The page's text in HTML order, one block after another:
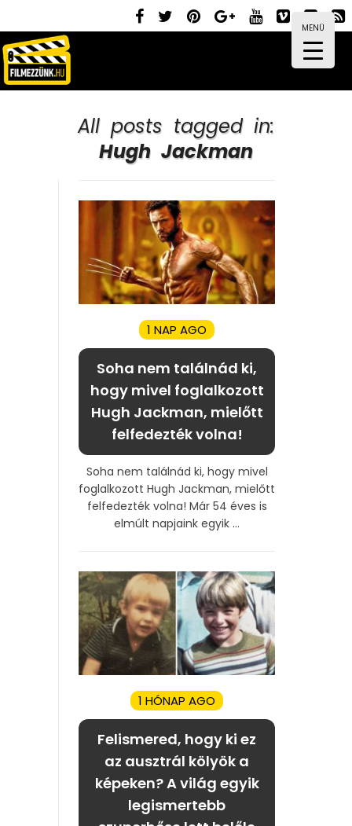
MENÜ
All posts tagged in:
Hugh Jackman
1 NAP AGO
Soha nem találnád ki,
hogy mivel foglalkozott
Hugh Jackman, mielőtt
felfedezték volna!
Soha nem találnád ki, hogy mivel
foglalkozott Hugh Jackman, mielőtt
felfedezték volna! Már 54 éves is
elmúlt napjaink egyik ...
1 HÓNAP AGO
Felismered, hogy ki ez
az ausztrál kölyök a
képeken? A világ egyik
legismertebb